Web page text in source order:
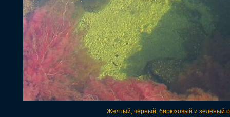
Жёлтый, чёрный, бирюзовый и зелёный